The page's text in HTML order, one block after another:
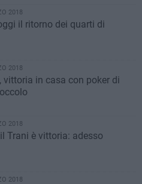
2018
il ritorno dei quarti di
2018
in casa con poker di
2018
Trani è vittoria: adesso
2018